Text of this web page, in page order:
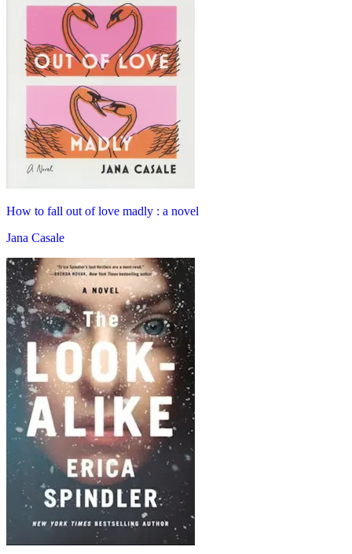
How to fall out of love madly : a novel
Jana Casale